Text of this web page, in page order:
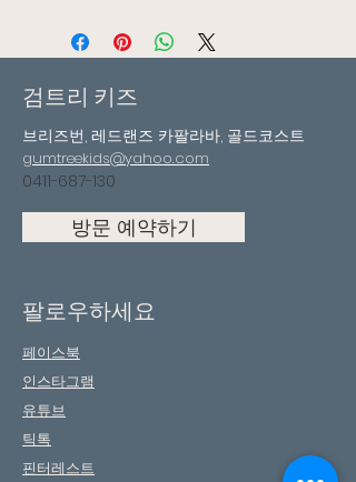
검트리 키즈
브리즈번, 레드랜즈 카팔라바, 골드코스트
gumtreekids@yahoo.com
0411-687-130
방문 예약하기
팔로우하세요
페이스북
인스타그램
유튜브
틱톡
핀터레스트